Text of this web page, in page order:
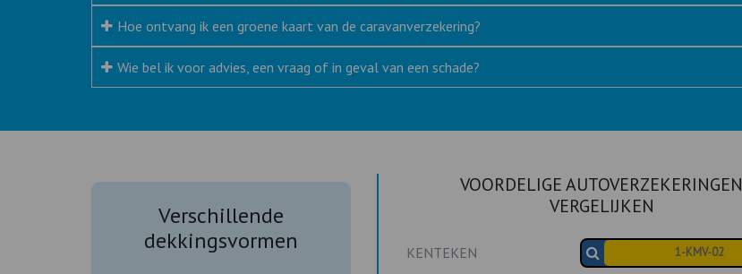
Hoe ontvang ik een groene kaart van de caravanverzekering?
Wie bel ik voor advies, een vraag of in geval van een schade?
VOORDELIGE AUTOVERZEKERINGEN
VERGELIJKEN
KENTEKEN
Verschillende
dekkingsvormen